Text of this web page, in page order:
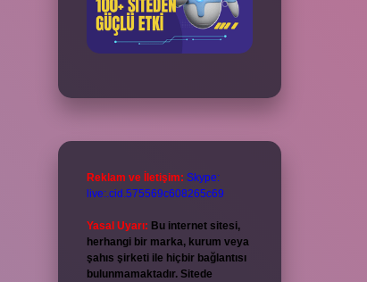
Reklam ve İletişim: Skype:
live:.cid.575569c608265c69
Yasal Uyarı: Bu internet sitesi,
herhangi bir marka, kurum veya
şahıs şirketi ile hiçbir bağlantısı
bulunmamaktadır. Sitede